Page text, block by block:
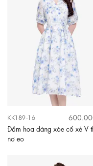
KK189-16
Đầm hoa dáng xòe cổ xẻ V
nơ eo